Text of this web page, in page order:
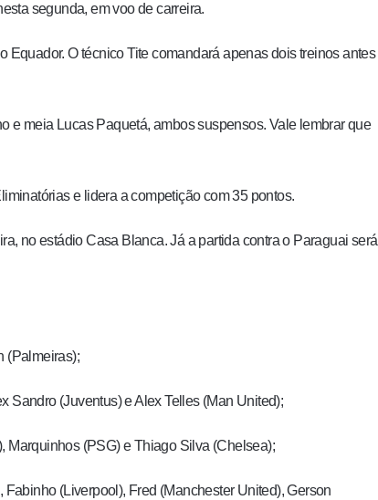
segunda, em voo de carreira.
O técnico Tite comandará apenas dois treinos antes
e meia Lucas Paquetá, ambos suspensos. Vale lembrar que
e lidera a competição com 35 pontos.
no estádio Casa Blanca. Já a partida contra o Paraguai será
(Palmeiras);
Sandro (Juventus) e Alex Telles (Man United);
Marquinhos (PSG) e Thiago Silva (Chelsea);
(Liverpool), Fred (Manchester United), Gerson